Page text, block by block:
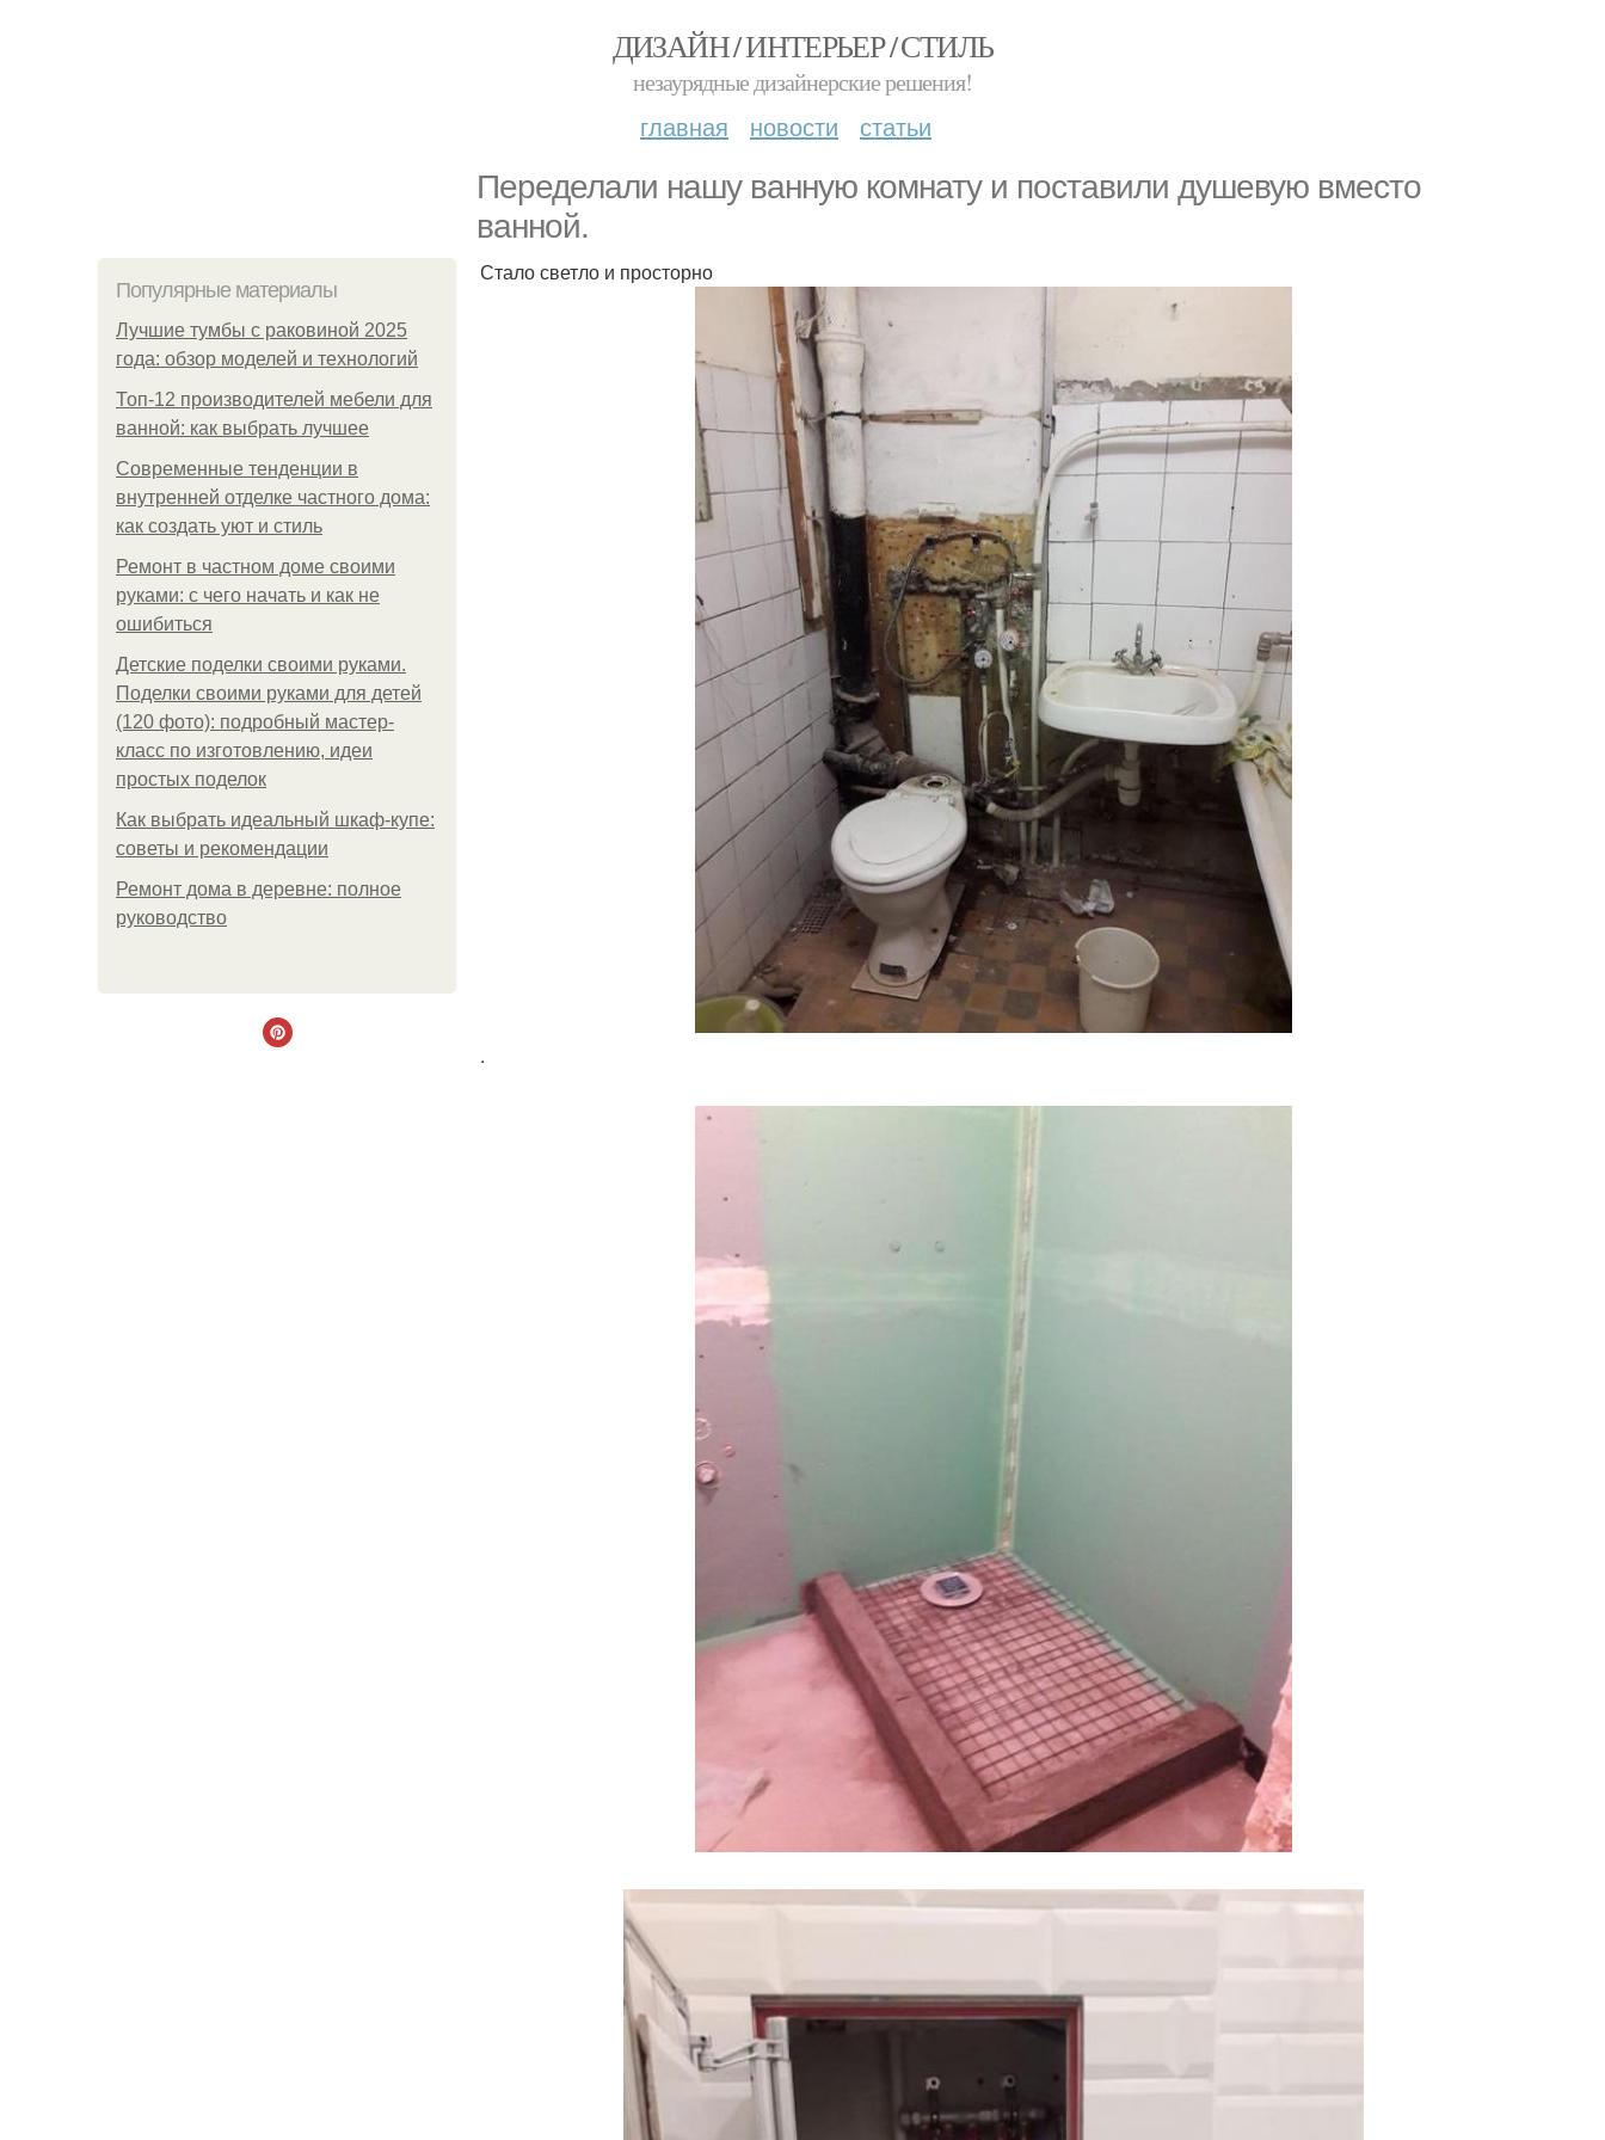
ДИЗАЙН / ИНТЕРЬЕР / СТИЛЬ
незаурядные дизайнерские решения!
главная новости статьи
Переделали нашу ванную комнату и поставили душевую вместо
ванной.
Популярные материалы
Лучшие тумбы с раковиной 2025
года: обзор моделей и технологий
Топ-12 производителей мебели для
ванной: как выбрать лучшее
Современные тенденции в
внутренней отделке частного дома:
как создать уют и стиль
Ремонт в частном доме своими
руками: с чего начать и как не
ошибиться
Детские поделки своими руками.
Поделки своими руками для детей
(120 фото): подробный мастер-
класс по изготовлению, идеи
простых поделок
Как выбрать идеальный шкаф-купе:
советы и рекомендации
Ремонт дома в деревне: полное
руководство
Стало светло и просторно
.